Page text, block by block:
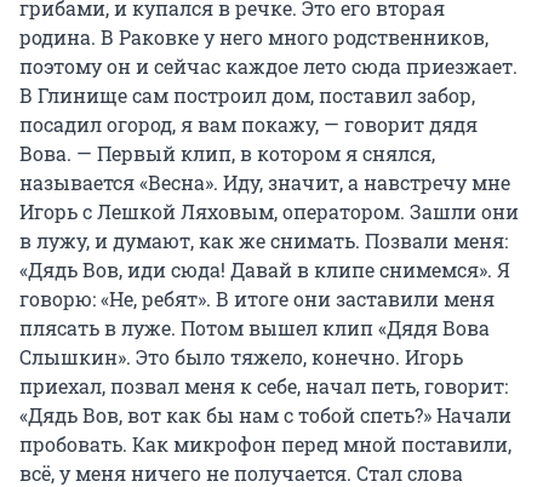
грибами, и купался в речке. Это его вторая
родина. В Раковке у него много родственников,
поэтому он и сейчас каждое лето сюда приезжает.
В Глинище сам построил дом, поставил забор,
посадил огород, я вам покажу, — говорит дядя
Вова. — Первый клип, в котором я снялся,
называется «Весна». Иду, значит, а навстречу мне
Игорь с Лешкой Ляховым, оператором. Зашли они
в лужу, и думают, как же снимать. Позвали меня:
«Дядь Вов, иди сюда! Давай в клипе снимемся». Я
говорю: «Не, ребят». В итоге они заставили меня
плясать в луже. Потом вышел клип «Дядя Вова
Слышкин». Это было тяжело, конечно. Игорь
приехал, позвал меня к себе, начал петь, говорит:
«Дядь Вов, вот как бы нам с тобой спеть?» Начали
пробовать. Как микрофон перед мной поставили,
всё, у меня ничего не получается. Стал слова